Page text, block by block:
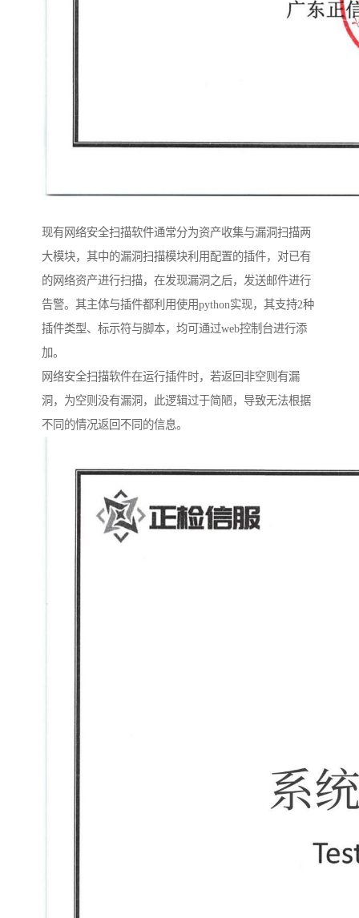
现有网络安全扫描软件通常分为资产收集与漏洞扫描两
大模块，其中的漏洞扫描模块利用配置的插件，对已有
的网络资产进行扫描，在发现漏洞之后，发送邮件进行
告警。其主体与插件都利用使用python实现，其支持2种
插件类型、标示符与脚本，均可通过web控制台进行添
加。
网络安全扫描软件在运行插件时，若返回非空则有漏
洞，为空则没有漏洞，此逻辑过于简陋，导致无法根据
不同的情况返回不同的信息。